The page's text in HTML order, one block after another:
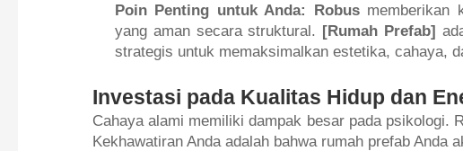
Poin Penting untuk Anda: Robusmemberikan
yang aman secara struktural. [Rumah Prefab]
strategis untuk memaksimalkan estetika, cahaya,
Investasi pada Kualitas Hidup dan
Cahaya alami memiliki dampak besar pada psikologi.
Kekhawatiran Anda adalah bahwa rumah prefab Anda